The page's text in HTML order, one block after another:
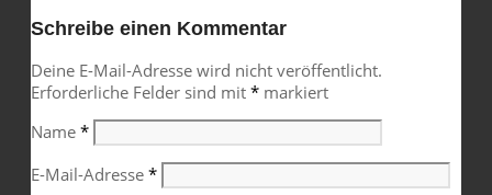
Schreibe einen Kommentar
Deine E-Mail-Adresse wird nicht veröffentlicht.
Erforderliche Felder sind mit * markiert
Name *
E-Mail-Adresse *